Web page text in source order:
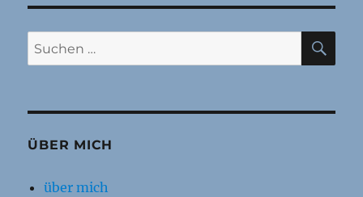
Suchen
nach:
ÜBER MICH
über mich